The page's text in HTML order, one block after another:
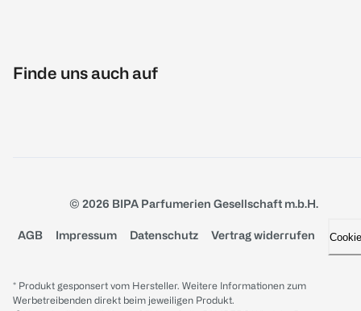
Finde uns auch auf
© 2026 BIPA Parfumerien Gesellschaft m.b.H.
AGB Impressum Datenschutz Vertrag widerrufen
* Produkt gesponsert vom Hersteller. Weitere Informationen zum
Werbetreibenden direkt beim jeweiligen Produkt.